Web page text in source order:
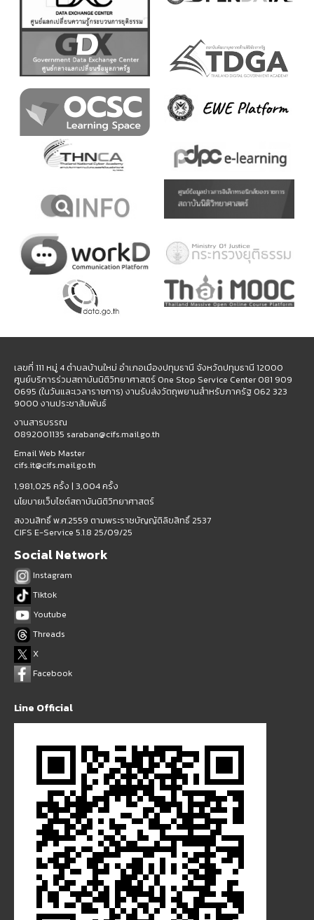
เลขที่ 111 หมู่ 4 ตำบลบ้านใหม่ อำเภอเมืองปทุมธานี จังหวัดปทุมธานี 12000
ศูนย์บริการร่วมสถาบันนิติวิทยาศาสตร์ One Stop Service Center 081 909
0695 (ในวันและเวลาราชการ) งานรับส่งวัตถุพยานสำหรับภาครัฐ 062 323
9000 งานประชาสัมพันธ์
งานสารบรรณ
0892001135 saraban@cifs.mail.go.th
Email Web Master
cifs.it@cifs.mail.go.th
1,981,025 ครั้ง | 3,004 ครั้ง
นโยบายเว็บไซต์สถาบันนิติวิทยาศาสตร์
สงวนสิทธิ์ พ.ศ.2559 ตามพระราชบัญญัติลิขสิทธิ์ 2537
CIFS E-Service 5.1.8 25/09/25
Social Network
Instagram
Tiktok
Youtube
Threads
X
Facebook
Line Official